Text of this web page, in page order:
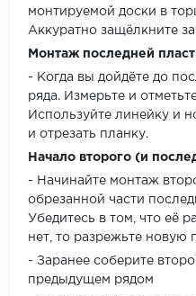
монтируемой доски в
Аккуратно защёлкните
Монтаж последней
- Когда вы дойдёте до
ряда. Измерьте и
Используйте линейку и
и отрезать планку.
Начало второго (и
- Начинайте монтаж
обрезанной части
Убедитесь в том, что её
нет, то разрежьте новую
- Заранее соберите
предыдущем рядом